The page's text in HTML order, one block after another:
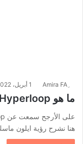
1 أبريل، 2022
ما هو Hyperloop؟ إليك كل ما تحتاج إلى معرفته
هنا نشرح رؤية ايلون